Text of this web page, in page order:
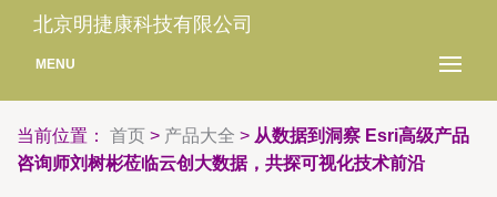
北京明捷康科技有限公司
MENU
当前位置： 首页 > 产品大全 > 从数据到洞察 Esri高级产品
咨询师刘树彬莅临云创大数据，共探可视化技术前沿